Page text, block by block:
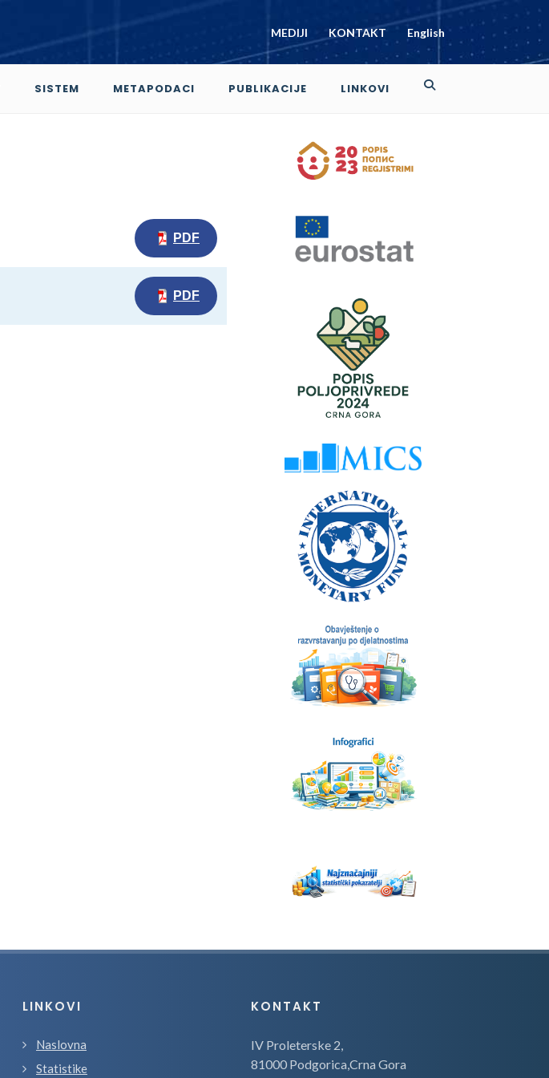
MEDIJI KONTAKT English
SISTEM METAPODACI PUBLIKACIJE LINKOVI
PDF
PDF
LINKOVI
Naslovna
Statistike
KONTAKT
IV Proleterske 2,
81000 Podgorica,Crna Gora